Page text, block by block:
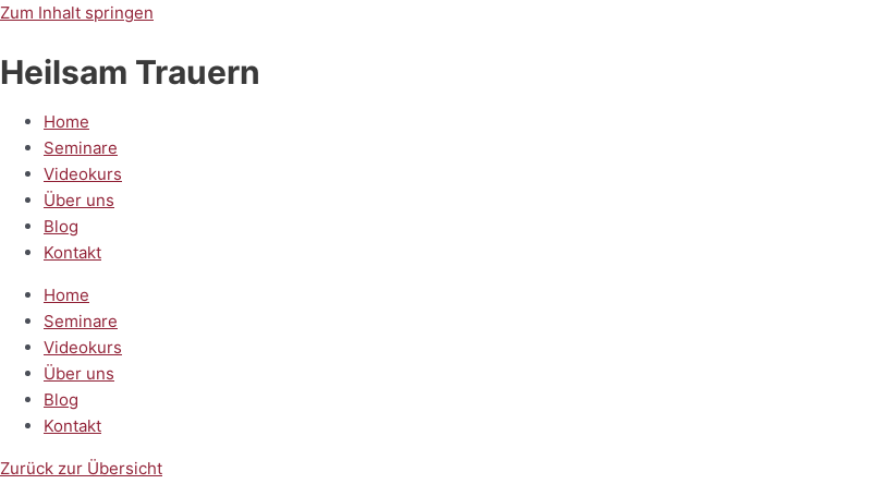
Zum Inhalt springen
Heilsam Trauern
Home
Seminare
Videokurs
Über uns
Blog
Kontakt
Home
Seminare
Videokurs
Über uns
Blog
Kontakt
Zurück zur Übersicht